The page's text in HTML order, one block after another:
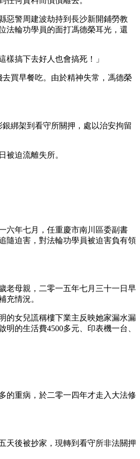
惡警周建波劫持到長沙新開鋪勞教
法輪功學員的面打馮德榮耳光，還
搞下去好人也會搞死！」
買早餐吃。由於精神失常，馮德榮
綁架到看守所關押，處以治安拘留
被迫流離失所。
六年七月，任重慶市南川區委副書
隨迫害，對法輪功學員被迫害負有領
老母親，二零一五年七月三十一日早
充情況。
的女兒謊稱樓下業主反映她家漏水漏
的生活費4500多元、印表機一台、
的重病，於二零一四年才走入大法修
天後被抄家，現轉到看守所非法關押